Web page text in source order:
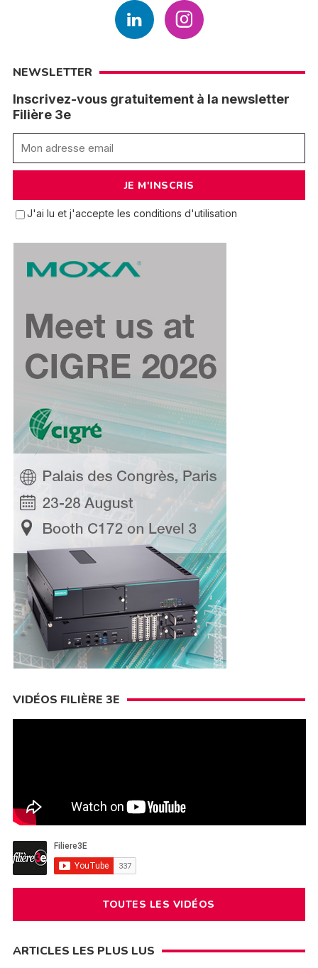
NEWSLETTER
Inscrivez-vous gratuitement à la newsletter
Filière 3e
J'ai lu et j'accepte les conditions d'utilisation
VIDÉOS FILIÈRE 3E
TOUTES LES VIDÉOS
ARTICLES LES PLUS LUS